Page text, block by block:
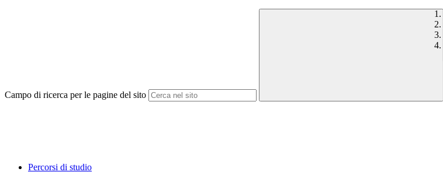
Campo di ricerca per le pagine del sito
Percorsi di studio